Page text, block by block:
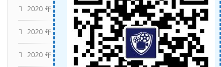
2020 年 5 月 (5)
2020 年 4 月 (4)
2020 年 3 月 (3)